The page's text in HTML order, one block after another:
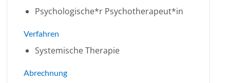
Psychologische*r Psychotherapeut*in
Verfahren
Systemische Therapie
Abrechnung